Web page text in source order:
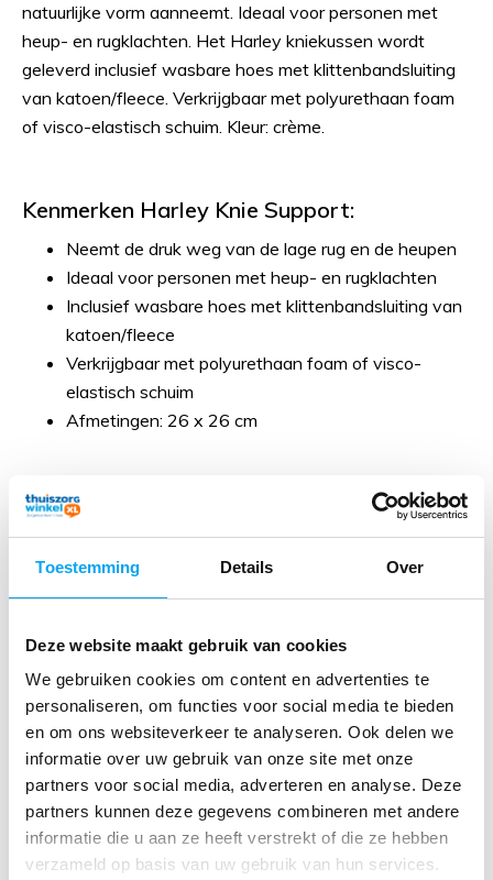
Toestemming Details Over
Deze website maakt gebruik van cookies
We gebruiken cookies om content en advertenties te
personaliseren, om functies voor social media te bieden
en om ons websiteverkeer te analyseren. Ook delen we
informatie over uw gebruik van onze site met onze
partners voor social media, adverteren en analyse. Deze
partners kunnen deze gegevens combineren met andere
informatie die u aan ze heeft verstrekt of die ze hebben
verzameld op basis van uw gebruik van hun services.
natuurlijke vorm aanneemt. Ideaal voor personen met
heup- en rugklachten. Het Harley kniekussen wordt
geleverd inclusief wasbare hoes met klittenbandsluiting
van katoen/fleece. Verkrijgbaar met polyurethaan foam
of visco-elastisch schuim. Kleur: crème.
Kenmerken Harley Knie Support:
Neemt de druk weg van de lage rug en de heupen
Ideaal voor personen met heup- en rugklachten
Inclusief wasbare hoes met klittenbandsluiting van
katoen/fleece
Verkrijgbaar met polyurethaan foam of visco-
elastisch schuim
Afmetingen: 26 x 26 cm
Reviews
Door Lucia Pinkse- 10-02-2026 18:12
3 / 5
Ik moet er nog erg aan wennen. Vooral omdat er
klittenband op zit. Als je even uit bed moet is het lastig
om het steeds af te doen.
DoorE Cuijpers- 06-11-2023 14:08